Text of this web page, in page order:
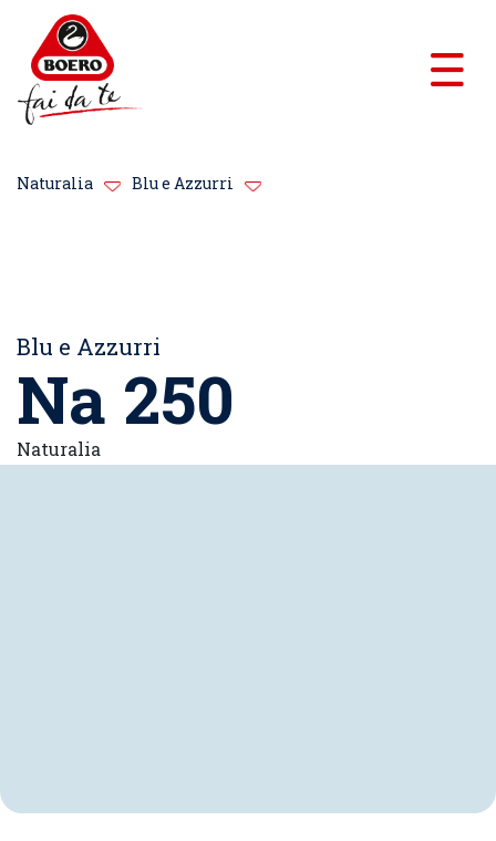
Naturalia Blu e Azzurri
Blu e Azzurri
Na 250
Naturalia